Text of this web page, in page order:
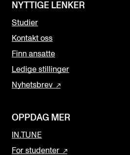
NYTTIGE LENKER
Studier
Kontakt oss
Finn ansatte
Ledige stillinger
Nyhetsbrev
OPPDAG MER
IN.TUNE
For studenter